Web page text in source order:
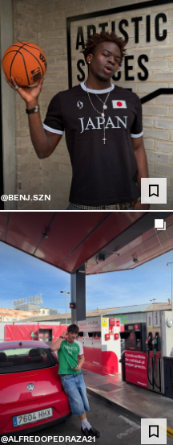
@BENJ.SZN
@ALFREDOPEDRAZA21